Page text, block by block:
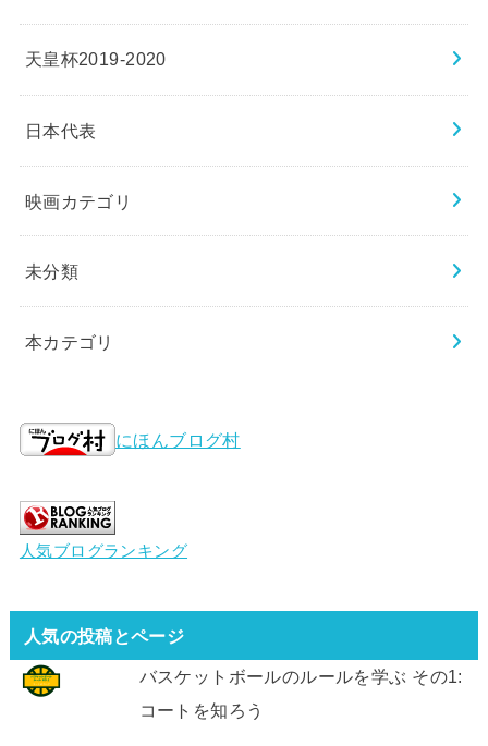
天皇杯2019-2020
日本代表
映画カテゴリ
未分類
本カテゴリ
にほんブログ村
人気ブログランキング
人気の投稿とページ
バスケットボールのルールを学ぶ その1:
コートを知ろう